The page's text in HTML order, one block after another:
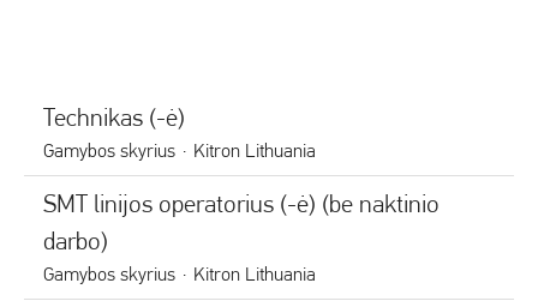
Technikas (-ė)
Gamybos skyrius · Kitron Lithuania
SMT linijos operatorius (-ė) (be naktinio
darbo)
Gamybos skyrius · Kitron Lithuania